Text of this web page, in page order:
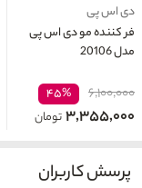
دی اس پی
فر کننده مو دی اس پی
مدل 20106
۶,۱۰۰,۰۰۰ ۴۵%
۳,۳۵۵,۰۰۰تومان
پرسش کاربران